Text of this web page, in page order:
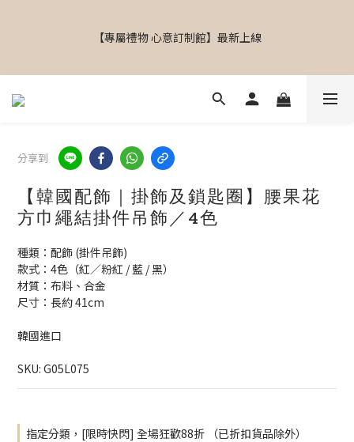
｜啟德Airside｜MOKO新世紀｜銅鑼灣東角Laforet｜葵芳葵涌廣
【專屬禮物 心意訂制館】最新上線
【  設計師飾物｜香港飾物店｜專屬禮物｜個人化送禮｜日韓飾物
分享到
【韓國配飾｜掛飾及鎖匙圈】腰果花
方巾繩結掛件吊飾／4色
種類：配飾 (掛件吊飾)
款式：4色（紅／粉紅 / 藍 / 黑）
材質：布料、合金
尺寸：長約 41cm
韓國進口
SKU: G05L075
指定分類，[限時快閃] 全場狂歡88折 （已折扣貨品除外）